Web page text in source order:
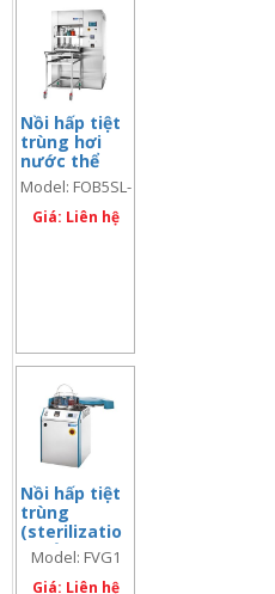
Nồi hấp tiệt
trùng hơi
nước thể
tích lớn 820
lít, Model:
FOB5SL-TS
Model: FOB5SL-
TS
Giá: Liên hệ
Nồi hấp tiệt
trùng
(sterilizatio
n) cửa trên
58lít, Model:
FVG1
Model: FVG1
Giá: Liên hệ